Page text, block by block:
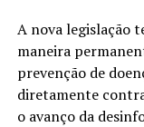
A nova legislação
maneira
prevenção de
diretamente
o avanço da